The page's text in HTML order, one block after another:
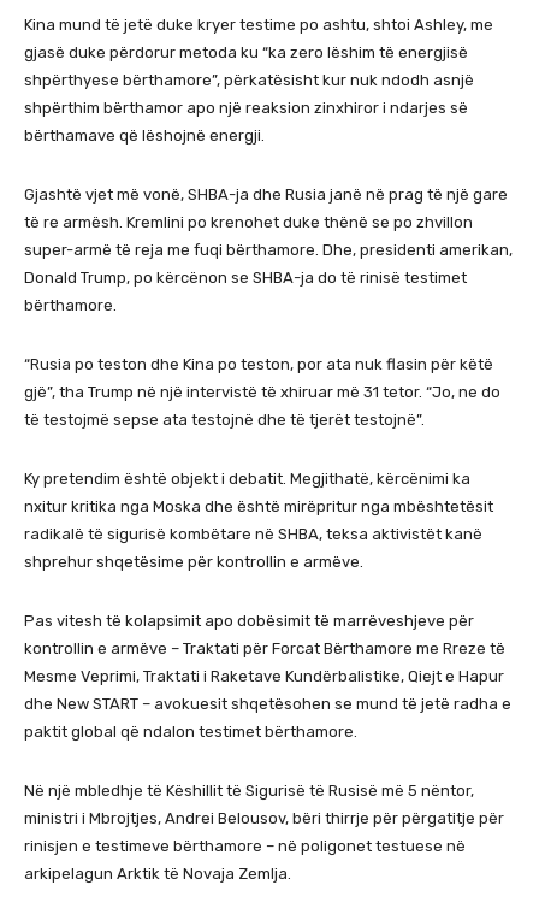
Kina mund të jetë duke kryer testime po ashtu, shtoi Ashley, me
gjasë duke përdorur metoda ku “ka zero lëshim të energjisë
shpërthyese bërthamore”, përkatësisht kur nuk ndodh asnjë
shpërthim bërthamor apo një reaksion zinxhiror i ndarjes së
bërthamave që lëshojnë energji.
Gjashtë vjet më vonë, SHBA-ja dhe Rusia janë në prag të një gare
të re armësh. Kremlini po krenohet duke thënë se po zhvillon
super-armë të reja me fuqi bërthamore. Dhe, presidenti amerikan,
Donald Trump, po kërcënon se SHBA-ja do të rinisë testimet
bërthamore.
“Rusia po teston dhe Kina po teston, por ata nuk flasin për këtë
gjë”, tha Trump në një intervistë të xhiruar më 31 tetor. “Jo, ne do
të testojmë sepse ata testojnë dhe të tjerët testojnë”.
Ky pretendim është objekt i debatit. Megjithatë, kërcënimi ka
nxitur kritika nga Moska dhe është mirëpritur nga mbështetësit
radikalë të sigurisë kombëtare në SHBA, teksa aktivistët kanë
shprehur shqetësime për kontrollin e armëve.
Pas vitesh të kolapsimit apo dobësimit të marrëveshjeve për
kontrollin e armëve – Traktati për Forcat Bërthamore me Rreze të
Mesme Veprimi, Traktati i Raketave Kundërbalistike, Qiejt e Hapur
dhe New START – avokuesit shqetësohen se mund të jetë radha e
paktit global që ndalon testimet bërthamore.
Në një mbledhje të Këshillit të Sigurisë të Rusisë më 5 nëntor,
ministri i Mbrojtjes, Andrei Belousov, bëri thirrje për përgatitje për
rinisjen e testimeve bërthamore – në poligonet testuese në
arkipelagun Arktik të Novaja Zemlja.